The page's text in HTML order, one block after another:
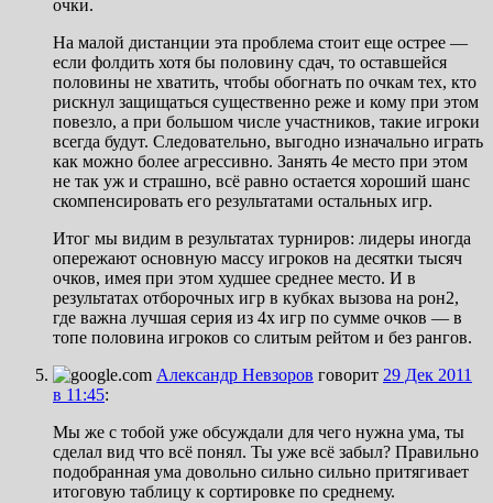
очки.
На малой дистанции эта проблема стоит еще острее —
если фолдить хотя бы половину сдач, то оставшейся
половины не хватить, чтобы обогнать по очкам тех, кто
рискнул защищаться существенно реже и кому при этом
повезло, а при большом числе участников, такие игроки
всегда будут. Следовательно, выгодно изначально играть
как можно более агрессивно. Занять 4е место при этом
не так уж и страшно, всё равно остается хороший шанс
скомпенсировать его результатами остальных игр.
Итог мы видим в результатах турниров: лидеры иногда
опережают основную массу игроков на десятки тысяч
очков, имея при этом худшее среднее место. И в
результатах отборочных игр в кубках вызова на рон2,
где важна лучшая серия из 4х игр по сумме очков — в
топе половина игроков со слитым рейтом и без рангов.
Александр Невзоров говорит 29 Дек 2011
в 11:45:
Мы же с тобой уже обсуждали для чего нужна ума, ты
сделал вид что всё понял. Ты уже всё забыл? Правильно
подобранная ума довольно сильно сильно притягивает
итоговую таблицу к сортировке по среднему.